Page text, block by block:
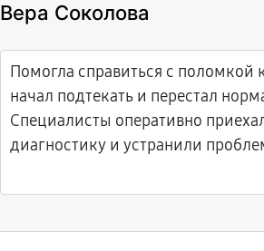
Вера Соколова
Помогла справиться с поломкой
начал подтекать и перестал
Специалисты оперативно
диагностику и устранили